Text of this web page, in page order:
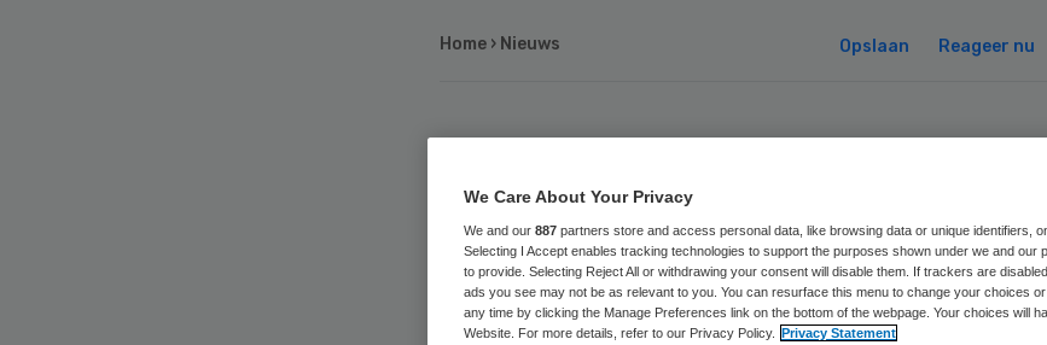
Home › Nieuws Opslaan Reageer nu
OR Slotervaart
positief over
We Care About Your Privacy
We and our 887 partners store and access personal data, like browsing data or unique identifiers,
Selecting I Accept enables tracking technologies to support the purposes shown under we and our
to provide. Selecting Reject All or withdrawing your consent will disable them. If trackers are
ads you see may not be as relevant to you. You can resurface this menu to change your choices
any time by clicking the Manage Preferences link on the bottom of the webpage. Your choices will
Website. For more details, refer to our Privacy Policy.
Privacy Statement